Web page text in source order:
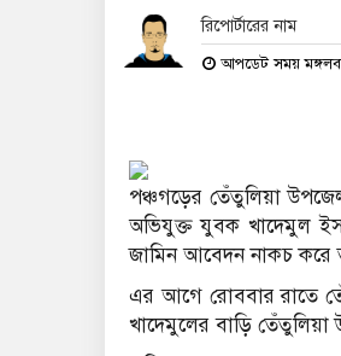
রিপোর্টারের নাম
আপডেট সময়
পঞ্চগড়ের তেঁতুলিয়া
অভিযুক্ত যুবক খাদেমুল
জামিন আবেদন নাকচ করে
এর আগে রোববার রাতে
খাদেমুলের বাড়ি তেঁতুলিয়া